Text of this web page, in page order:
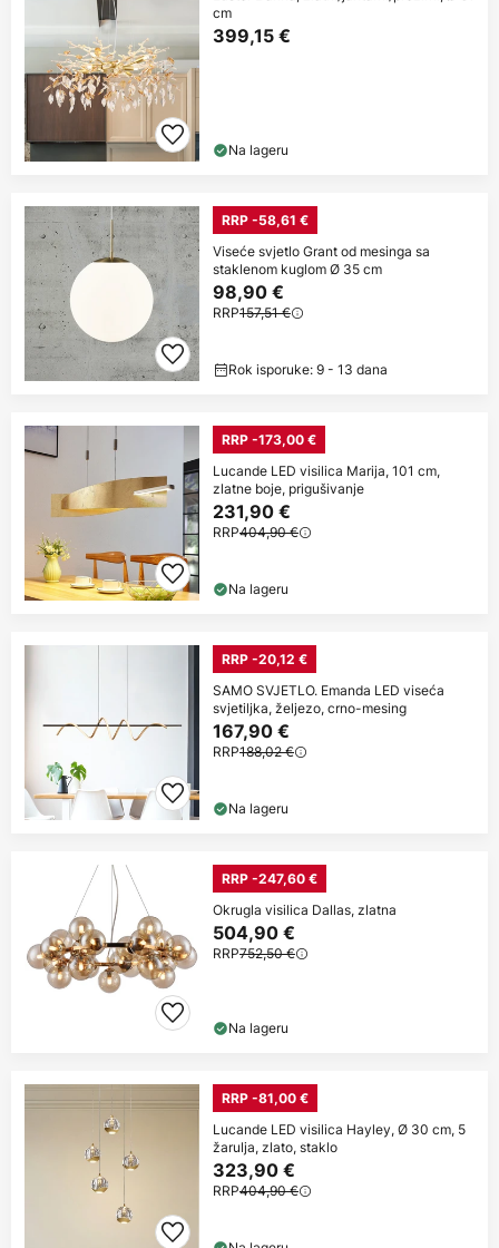
cm
399,15 €
Na lageru
RRP -58,61 €
Viseće svjetlo Grant od mesinga sa
staklenom kuglom Ø 35 cm
98,90 €
RRP157,51 €
Rok isporuke: 9 - 13 dana
RRP -173,00 €
Lucande LED visilica Marija, 101 cm,
zlatne boje, prigušivanje
231,90 €
RRP404,90 €
Na lageru
RRP -20,12 €
SAMO SVJETLO. Emanda LED viseća
svjetiljka, željezo, crno-mesing
167,90 €
RRP188,02 €
Na lageru
RRP -247,60 €
Okrugla visilica Dallas, zlatna
504,90 €
RRP752,50 €
Na lageru
RRP -81,00 €
Lucande LED visilica Hayley, Ø 30 cm, 5
žarulja, zlato, staklo
323,90 €
RRP404,90 €